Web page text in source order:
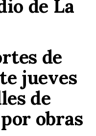
de La
de
jueves
de
obras